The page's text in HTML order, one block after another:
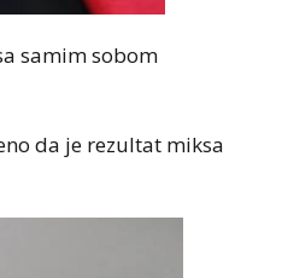
samim sobom
da je rezultat miksa